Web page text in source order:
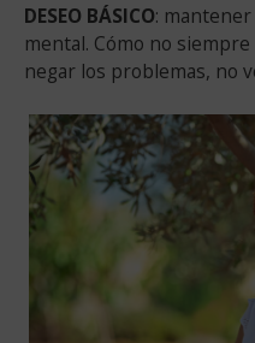
DESEO BÁSICO:
mental. Cómo no
negar los problemas, no